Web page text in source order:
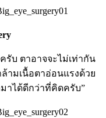
รับ ตาอาจจะไม่เท่ากัน
ามเนื้อตาอ่อนแรงด้วย
าได้ดีกว่าที่คิดครับ”